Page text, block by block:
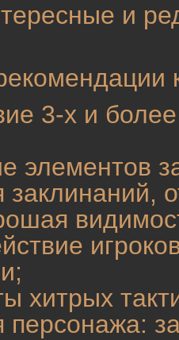
и
3-х и
элементов
заклинаний,
хитрых
персонажа: